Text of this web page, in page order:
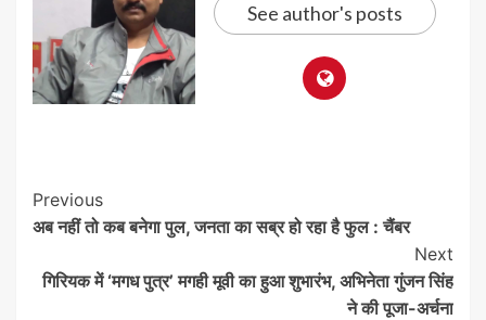
See author's posts
Post
Navigation
Previous
अब नहीं तो कब बनेगा पुल, जनता का सब्र हो रहा है फुल : चैंबर
Next
गिरियक में ‘मगध पुत्र’ मगही मूवी का हुआ शुभारंभ, अभिनेता गुंजन सिंह
ने की पूजा-अर्चना